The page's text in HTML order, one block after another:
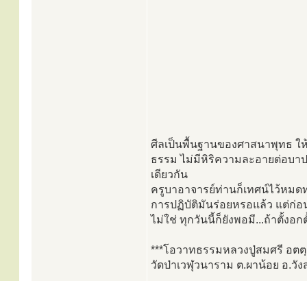
ศีลเป็นพื้นฐานของศาสนาพุทธ ใ
ธรรม ไม่มีหิริความละอายต่อบา
เดียวกัน
ครูบาอาจารย์ท่านก็เทศน์ไว้หม
การปฏิบัติมันร่อยหรอแล้ว แต่ก่อ
ไม่ใช่ ทุกวันนี้ก็ยังพอมี...ถ้าตั้งอก
***โอวาทธรรมหลวงปู่สมศรี อต
วัดป่าเวฬุวนาราม ต.ผาน้อย อ.วัง